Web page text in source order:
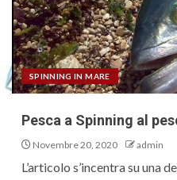
SPINNING IN MARE
Pesca a Spinning al
Novembre 20, 2020 admin
L’articolo s’incentra su una